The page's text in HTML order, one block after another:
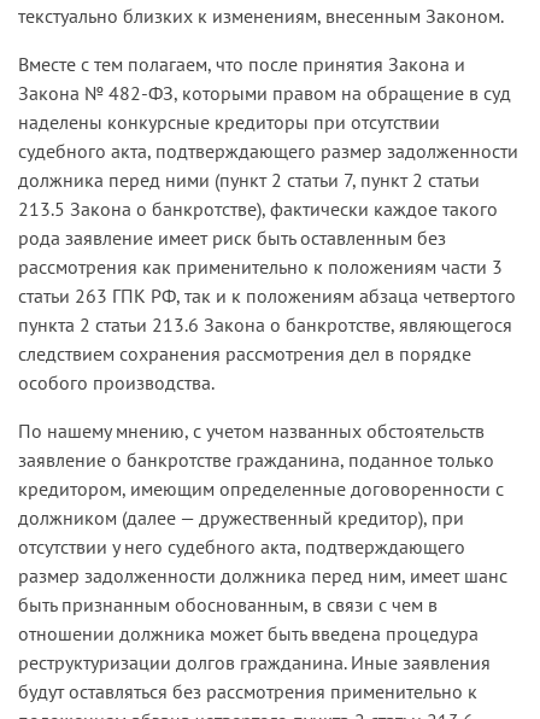
текстуально близких к изменениям, внесенным Законом.
Вместе с тем полагаем, что после принятия Закона и
Закона № 482-ФЗ, которыми правом на обращение в суд
наделены конкурсные кредиторы при отсутствии
судебного акта, подтверждающего размер задолженности
должника перед ними (пункт 2 статьи 7, пункт 2 статьи
213.5 Закона о банкротстве), фактически каждое такого
рода заявление имеет риск быть оставленным без
рассмотрения как применительно к положениям части 3
статьи 263 ГПК РФ, так и к положениям абзаца четвертого
пункта 2 статьи 213.6 Закона о банкротстве, являющегося
следствием сохранения рассмотрения дел в порядке
особого производства.
По нашему мнению, с учетом названных обстоятельств
заявление о банкротстве гражданина, поданное только
кредитором, имеющим определенные договоренности с
должником (далее — дружественный кредитор), при
отсутствии у него судебного акта, подтверждающего
размер задолженности должника перед ним, имеет шанс
быть признанным обоснованным, в связи с чем в
отношении должника может быть введена процедура
реструктуризации долгов гражданина. Иные заявления
будут оставляться без рассмотрения применительно к